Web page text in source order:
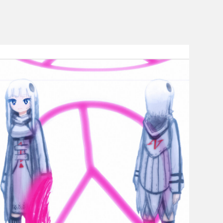
ゴースト・ブレード
Ghost Blade